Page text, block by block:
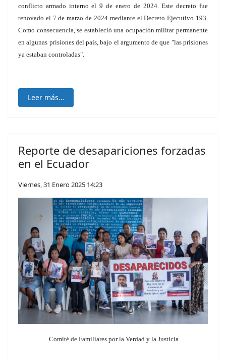
conflicto armado interno el 9 de enero de 2024. Este decreto fue
renovado el 7 de marzo de 2024 mediante el Decreto Ejecutivo 193.
Como consecuencia, se estableció una ocupación militar permanente
en algunas prisiones del país, bajo el argumento de que "las prisiones
ya estaban controladas".
Leer más…
Reporte de desapariciones forzadas
en el Ecuador
Viernes, 31 Enero 2025 14:23
Comité de Familiares por la Verdad y la Justicia